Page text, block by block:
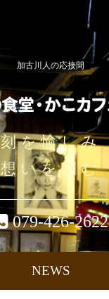
加古川人の応接間
刻を愉しみ
想いを刻む
079-426-
NEWS